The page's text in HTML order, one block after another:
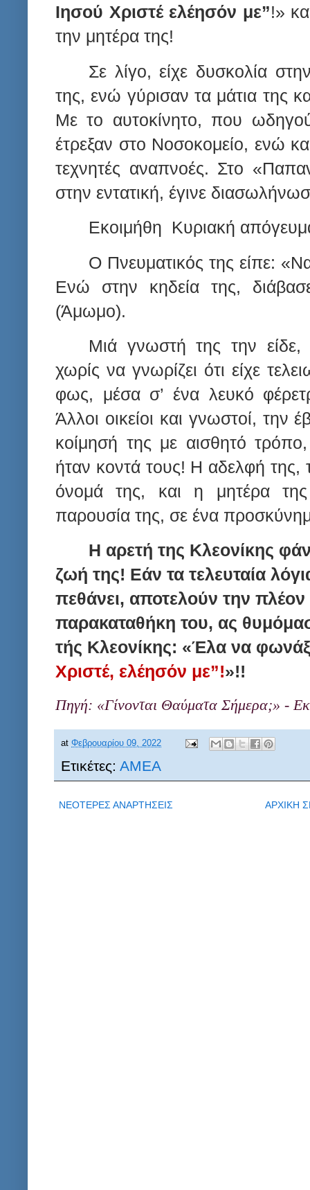
Ιησού Χριστέ ελέησόν με”!»
την μητέρα της!
Σε λίγο, είχε δυσκολία
της, ενώ γύρισαν τα μάτια της
Με το αυτοκίνητο, που
έτρεξαν στο Νοσοκομείο, ενώ
τεχνητές αναπνοές. Στο
στην εντατική, έγινε
Εκοιμήθη
Κυριακή
Ο Πνευματικός της είπε:
Ενώ στην κηδεία της,
(Άμωμο).
Μιά γνωστή της την
χωρίς να γνωρίζει ότι είχε
φως, μέσα σ’ ένα λευκό
Άλλοι οικείοι και γνωστοί, την
κοίμησή της με αισθητό
ήταν κοντά τους! Η αδελφή της,
όνομά της, και η μητέρα της
παρουσία της, σε ένα
Η αρετή της Κλεονίκης
ζωή της! Εάν τα τελευταία
πεθάνει, αποτελούν την πλέον
παρακαταθήκη του, ας
τής Κλεονίκης: «Έλα να
Χριστέ, ελέησόν με”!»!!
Πηγή: «Γίνονται Θαύματα Σήμερα;»
at Φεβρουαρίου 09, 2022
Ετικέτες: ΑΜΕΑ
ΝΕΟΤΕΡΕΣ ΑΝΑΡΤΗΣΕΙΣ ΑΡΧΙΚΗ